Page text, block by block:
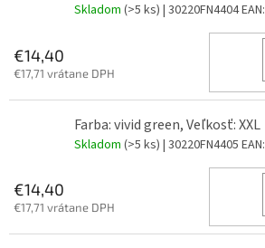
Skladom (>5 ks) | 30220FN4404EAN:
€14,40
€17,71 vrátane DPH
Farba: vivid green, Veľkosť: XXL
Skladom (>5 ks) | 30220FN4405 EAN:
€14,40
€17,71 vrátane DPH